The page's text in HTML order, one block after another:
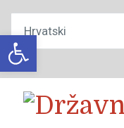
Open toolbar